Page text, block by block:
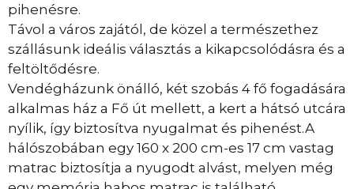
pihenésre.
Távol a város zajától, de közel a természethez
szállásunk ideális választás a kikapcsolódásra és a
feltöltődésre.
Vendégházunk önálló, két szobás 4 fő fogadására
alkalmas ház a Fő út mellett, a kert a hátsó utcára
nyílik, így biztosítva nyugalmat és pihenést.A
hálószobában egy 160 x 200 cm-es 17 cm vastag
matrac biztosítja a nyugodt alvást, melyen még